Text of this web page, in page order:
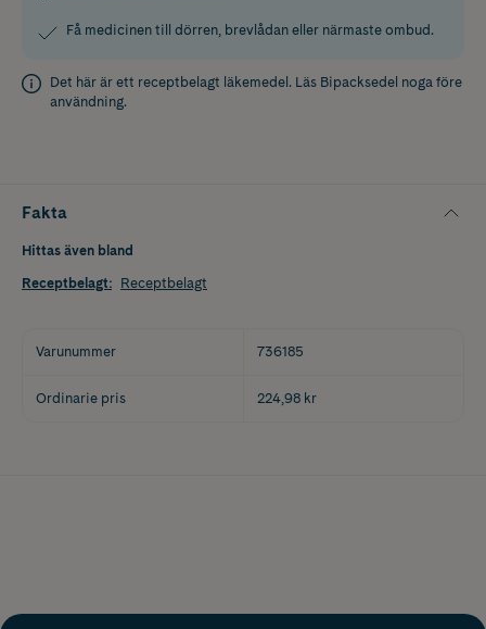
Få medicinen till dörren, brevlådan eller närmaste ombud.
Det här är ett receptbelagt läkemedel. Läs Bipacksedel noga före
användning.
Fakta
Hittas även bland
Receptbelagt: Receptbelagt
Varunummer 736185
Ordinarie pris 224,98 kr